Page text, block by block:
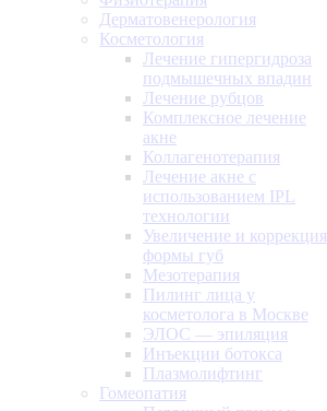
Дерматовенерология
Косметология
Лечение гипергидроза
подмышечных впадин
Лечение рубцов
Комплексное лечение
акне
Коллагенотерапия
Лечение акне с
использованием IPL
технологии
Увеличение и коррекция
формы губ
Мезотерапия
Пилинг лица у
косметолога в Москве
ЭЛОС — эпиляция
Инъекции ботокса
Плазмолифтинг
Гомеопатия